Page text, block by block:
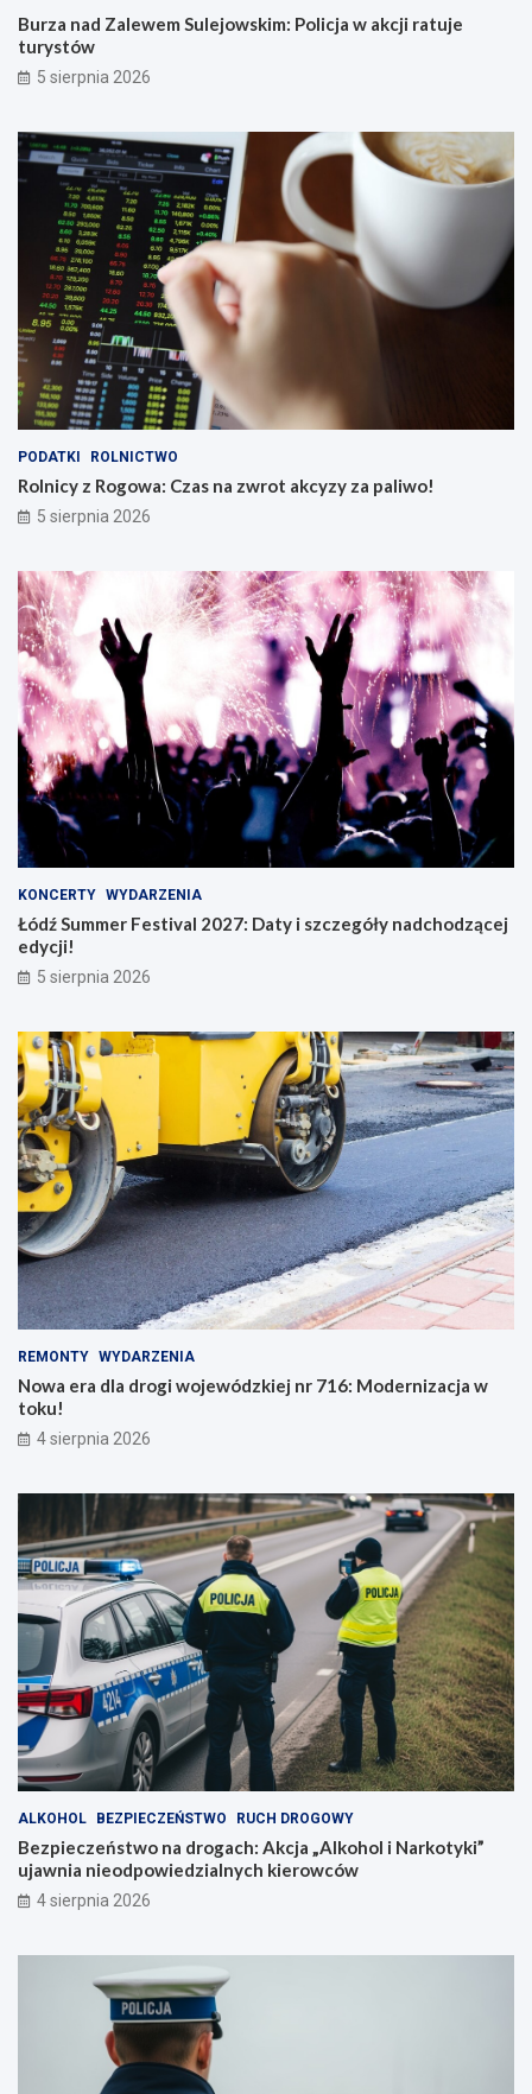
Burza nad Zalewem Sulejowskim: Policja w akcji ratuje
turystów
5 sierpnia 2026
PODATKI ROLNICTWO
Rolnicy z Rogowa: Czas na zwrot akcyzy za paliwo!
5 sierpnia 2026
KONCERTY WYDARZENIA
Łódź Summer Festival 2027: Daty i szczegóły nadchodzącej
edycji!
5 sierpnia 2026
REMONTY WYDARZENIA
Nowa era dla drogi wojewódzkiej nr 716: Modernizacja w
toku!
4 sierpnia 2026
ALKOHOL BEZPIECZEŃSTWO RUCH DROGOWY
Bezpieczeństwo na drogach: Akcja „Alkohol i Narkotyki”
ujawnia nieodpowiedzialnych kierowców
4 sierpnia 2026